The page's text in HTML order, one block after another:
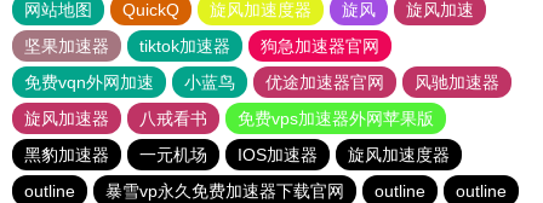
网站地图 QuickQ 旋风加速度器 旋风
旋风加速
坚果加速器
tiktok加速器
狗急加速器官网
免费vqn外网加速
小蓝鸟 优途加速器官网
风驰加速器
旋风加速器
八戒看书
免费vps加速器外网苹果版
黑豹加速器
一元机场 IOS加速器
旋风加速度器
outline
暴雪vp永久免费加速器下载官网 outline
outline